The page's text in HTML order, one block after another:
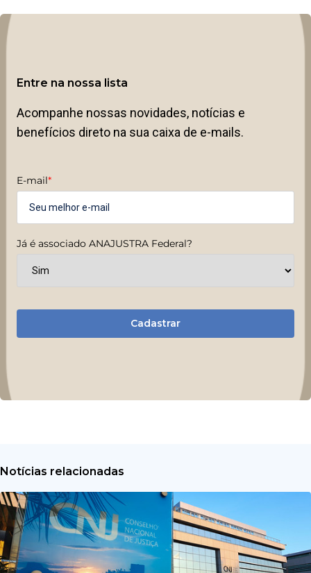
Entre na nossa lista
Acompanhe nossas novidades, notícias e
benefícios direto na sua caixa de e-mails.
E-mail*
Já é associado ANAJUSTRA Federal?
Cadastrar
Notícias relacionadas